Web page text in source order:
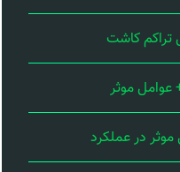
تراکم کاشت
عوامل موثر
موثر در عملکرد